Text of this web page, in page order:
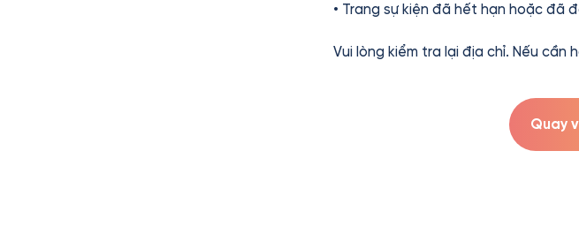
• Trang sự kiện đã hết hạn hoặc đã
Vui lòng kiểm tra lại địa chỉ. Nếu cần
Quay